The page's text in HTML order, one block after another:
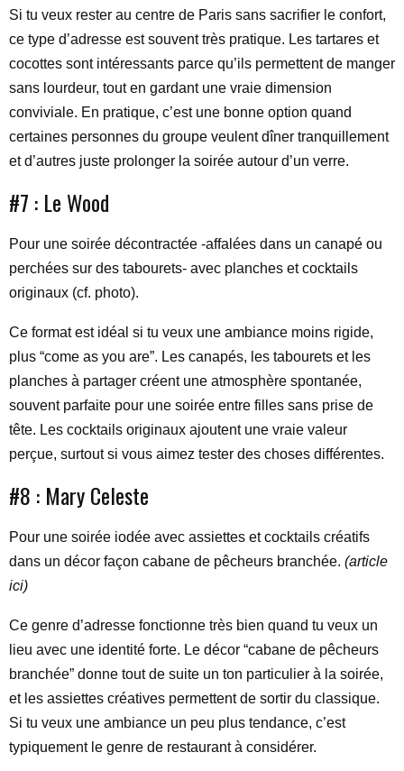
Si tu veux rester au centre de Paris sans sacrifier le confort,
ce type d’adresse est souvent très pratique. Les tartares et
cocottes sont intéressants parce qu’ils permettent de manger
sans lourdeur, tout en gardant une vraie dimension
conviviale. En pratique, c’est une bonne option quand
certaines personnes du groupe veulent dîner tranquillement
et d’autres juste prolonger la soirée autour d’un verre.
#7 : Le Wood
Pour une soirée décontractée -affalées dans un canapé ou
perchées sur des tabourets- avec planches et cocktails
originaux (cf. photo).
Ce format est idéal si tu veux une ambiance moins rigide,
plus “come as you are”. Les canapés, les tabourets et les
planches à partager créent une atmosphère spontanée,
souvent parfaite pour une soirée entre filles sans prise de
tête. Les cocktails originaux ajoutent une vraie valeur
perçue, surtout si vous aimez tester des choses différentes.
#8 : Mary Celeste
Pour une soirée iodée avec assiettes et cocktails créatifs
dans un décor façon cabane de pêcheurs branchée. (article
ici)
Ce genre d’adresse fonctionne très bien quand tu veux un
lieu avec une identité forte. Le décor “cabane de pêcheurs
branchée” donne tout de suite un ton particulier à la soirée,
et les assiettes créatives permettent de sortir du classique.
Si tu veux une ambiance un peu plus tendance, c’est
typiquement le genre de restaurant à considérer.